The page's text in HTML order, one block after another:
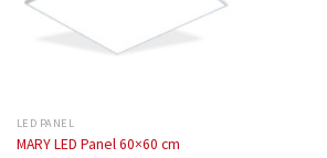
LED PANEL
MARY LED Panel 60×60 cm